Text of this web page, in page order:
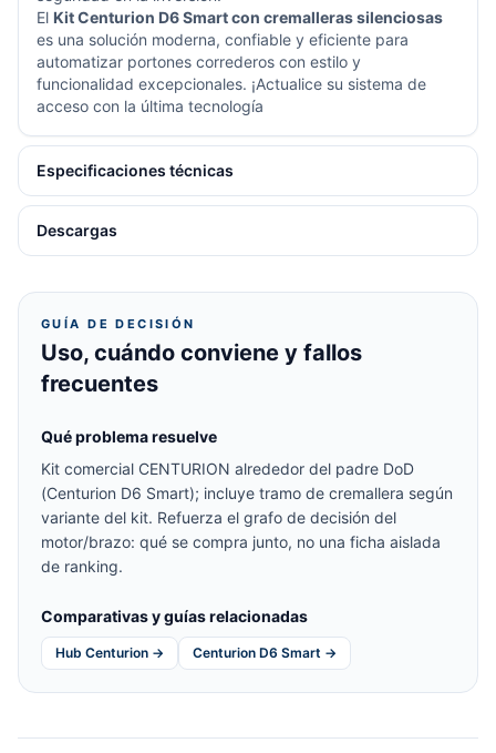
El Kit Centurion D6 Smart con cremalleras silenciosas
es una solución moderna, confiable y eficiente para
automatizar portones correderos con estilo y
funcionalidad excepcionales. ¡Actualice su sistema de
acceso con la última tecnología
Especificaciones técnicas
Descargas
GUÍA DE DECISIÓN
Uso, cuándo conviene y fallos
frecuentes
Qué problema resuelve
Kit comercial CENTURION alrededor del padre DoD
(Centurion D6 Smart); incluye tramo de cremallera según
variante del kit. Refuerza el grafo de decisión del
motor/brazo: qué se compra junto, no una ficha aislada
de ranking.
Comparativas y guías relacionadas
Hub Centurion → Centurion D6 Smart →